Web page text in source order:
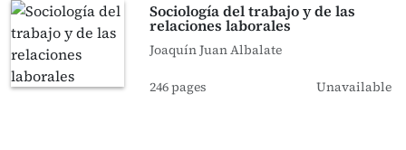
Sociología del trabajo y de las
relaciones laborales
Joaquín Juan Albalate
246 pages Unavailable